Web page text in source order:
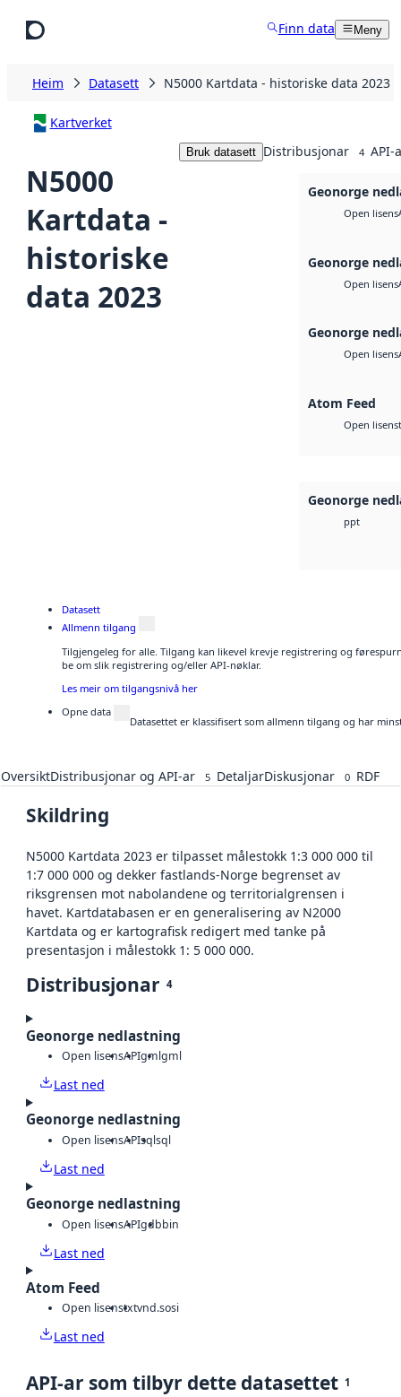
Finn data Meny
Heim Datasett N5000 Kartdata - historiske data 2023
Kartverket
N5000
Kartdata -
historiske
data 2023
Bruk datasett Distribusjonar 4 API-
Geonorge
Open lisens
Geonorge
Open lisens
Geonorge
Open lisens
Atom Feed
Open lisens
Geonorge
ppt
Datasett
Allmenn tilgang
Tilgjengeleg for alle. Tilgang kan likevel krevje registrering og
be om slik registrering og/eller API-nøklar.
Les meir om tilgangsnivå her
Opne data
Datasettet er klassifisert som allmenn tilgang og har
OversiktDistribusjonar og API-ar 5 DetaljarDiskusjonar 0 RDF
Skildring
N5000 Kartdata 2023 er tilpasset målestokk 1:3 000 000 til
1:7 000 000 og dekker fastlands-Norge begrenset av
riksgrensen mot nabolandene og territorialgrensen i
havet. Kartdatabasen er en generalisering av N2000
Kartdata og er kartografisk redigert med tanke på
presentasjon i målestokk 1: 5 000 000.
Distribusjonar 4
Geonorge nedlastning
Open lisensAPIgmlgml
Last ned
Geonorge nedlastning
Open lisensAPIsqlsql
Last ned
Geonorge nedlastning
Open lisensAPIgdbbin
Last ned
Atom Feed
Open lisenstxtvnd.sosi
Last ned
API-ar som tilbyr dette datasettet 1